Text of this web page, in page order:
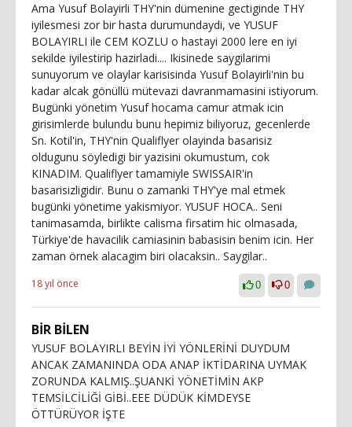
Ama Yusuf Bolayirli THY'nin dümenine gectiginde THY
iyilesmesi zor bir hasta durumundaydi, ve YUSUF
BOLAYIRLI ile CEM KOZLU o hastayi 2000 lere en iyi
sekilde iyilestirip hazirladi.... Ikisinede saygilarimi
sunuyorum ve olaylar karisisinda Yusuf Bolayirli'nin bu
kadar alcak gönüllü mütevazi davranmamasini istiyorum.
Bugünki yönetim Yusuf hocama camur atmak icin
girisimlerde bulundu bunu hepimiz biliyoruz, gecenlerde
Sn. Kotil'in, THY'nin Qualiflyer olayinda basarisiz
oldugunu söyledigi bir yazisini okumustum, cok
KINADIM. Qualiflyer tamamiyle SWISSAIR'in
basarisizligidir. Bunu o zamanki THY'ye mal etmek
bugünki yönetime yakismiyor. YUSUF HOCA.. Seni
tanimasamda, birlikte calisma firsatim hic olmasada,
Türkiye'de havacilik camiasinin babasisin benim icin. Her
zaman örnek alacagim biri olacaksin.. Saygilar..
18 yıl önce 0 0
BİR BİLEN
YUSUF BOLAYIRLI BEYİN İYİ YÖNLERİNİ DUYDUM
ANCAK ZAMANINDA ODA ANAP İKTİDARINA UYMAK
ZORUNDA KALMIŞ..ŞUANKİ YÖNETİMİN AKP
TEMSİLCİLİĞİ GİBİ..EEE DÜDÜK KİMDEYSE
ÖTTÜRÜYOR İŞTE